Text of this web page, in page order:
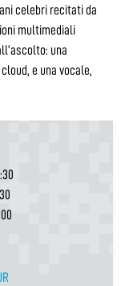
celebri recitati da
multimediali
una
e una vocale,